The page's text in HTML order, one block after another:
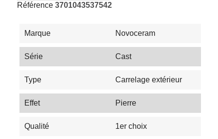
Référence 3701043537542
Marque Novoceram
Série Cast
Type Carrelage extérieur
Effet Pierre
Qualité 1er choix